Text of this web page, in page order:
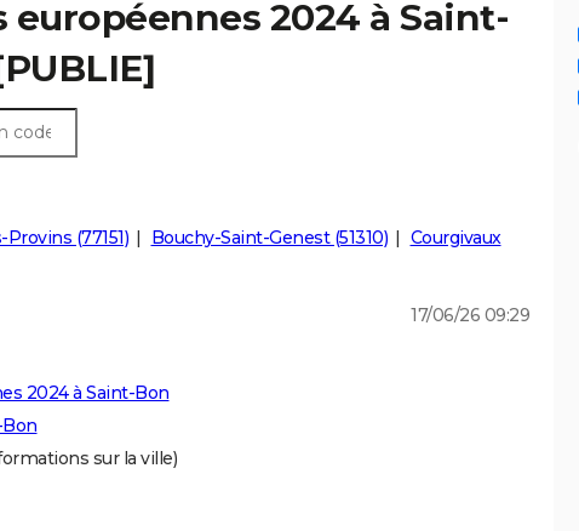
européennes 2024 à Saint-
(77151) Bouchy-Saint-Genest (51310)
Courgivaux
17/06/26 09:29
2024 à Saint-Bon
Bon
sur la ville)